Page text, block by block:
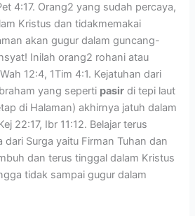
4:17. Orang2 yang sudah percaya,
Kristus dan tidakmemakai
akan gugur dalam guncang-
Inilah orang2 rohani atau
12:4, 1Tim 4:1. Kejatuhan dari
yang seperti pasir di tepi laut
di Halaman) akhirnya jatuh dalam
22:17, Ibr 11:12. Belajar terus
dari Surga yaitu Firman Tuhan dan
dan terus tinggal dalam Kristus
tidak sampai gugur dalam